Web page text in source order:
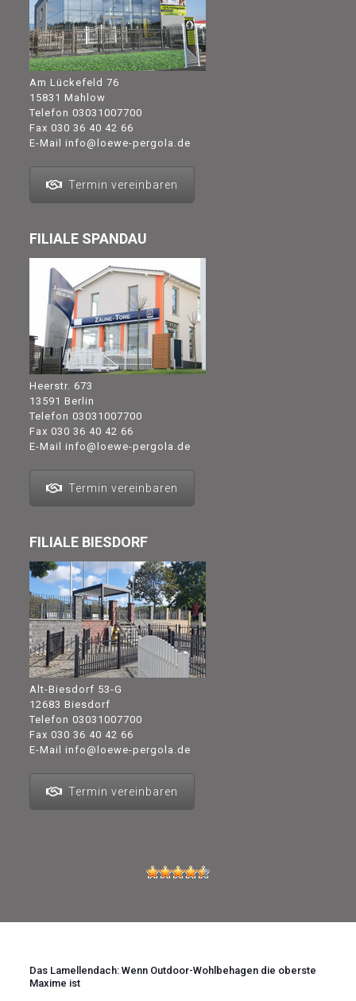
Am Lückefeld 76
15831 Mahlow
Telefon 03031007700
Fax 030 36 40 42 66
E-Mail info@loewe-pergola.de
Termin vereinbaren
FILIALE SPANDAU
Heerstr. 673
13591 Berlin
Telefon 03031007700
Fax 030 36 40 42 66
E-Mail info@loewe-pergola.de
Termin vereinbaren
FILIALE BIESDORF
Alt-Biesdorf 53-G
12683 Biesdorf
Telefon 03031007700
Fax 030 36 40 42 66
E-Mail info@loewe-pergola.de
Termin vereinbaren
Das Lamellendach: Wenn Outdoor-Wohlbehagen die oberste
Maxime ist